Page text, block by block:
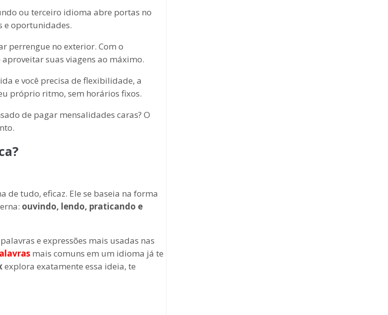
ou terceiro idioma abre portas no
e oportunidades.
perrengue no exterior. Com o
suas viagens ao máximo.
e você precisa de flexibilidade, a
próprio ritmo, sem horários fixos.
de pagar mensalidades caras? O
de tudo, eficaz. Ele se baseia na forma
ouvindo, lendo, praticando e
palavras e expressões mais usadas nas
mais comuns em um idioma já te
explora exatamente essa ideia, te